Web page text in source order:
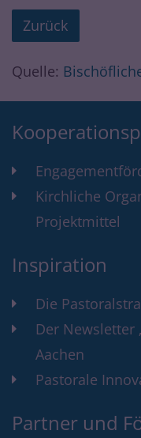
Zurück
Quelle:
Kirchliche
Projektmittel
Inspiration
Die
Der Newsletter
Aachen
Pastorale
Partner und